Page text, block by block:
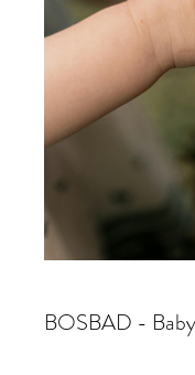
BOSBAD -